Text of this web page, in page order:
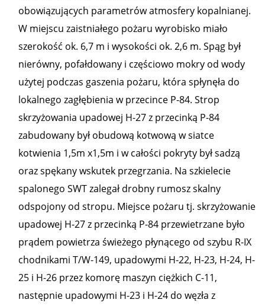
obowiązujących parametrów atmosfery kopalnianej.
W miejscu zaistniałego pożaru wyrobisko miało
szerokość ok. 6,7 m i wysokości ok. 2,6 m. Spąg był
nierówny, pofałdowany i częściowo mokry od wody
użytej podczas gaszenia pożaru, która spłynęła do
lokalnego zagłębienia w przecince P-84. Strop
skrzyżowania upadowej H-27 z przecinką P-84
zabudowany był obudową kotwową w siatce
kotwienia 1,5m x1,5m i w całości pokryty był sadzą
oraz spękany wskutek przegrzania. Na szkielecie
spalonego SWT zalegał drobny rumosz skalny
odspojony od stropu. Miejsce pożaru tj. skrzyżowanie
upadowej H-27 z przecinką P-84 przewietrzane było
prądem powietrza świeżego płynącego od szybu R-IX
chodnikami T/W-149, upadowymi H-22, H-23, H-24, H-
25 i H-26 przez komorę maszyn ciężkich C-11,
następnie upadowymi H-23 i H-24 do węzła z